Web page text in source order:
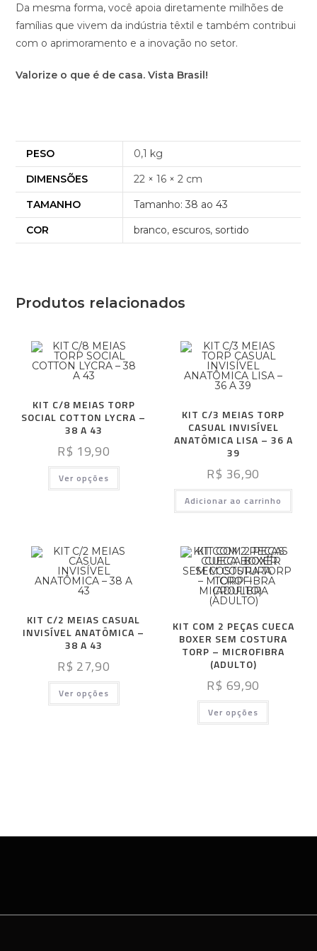
Da mesma forma, você apoia diretamente milhões de
famílias que vivem da indústria têxtil e também contribui
com o aprimoramento e a inovação no setor.
Valorize o que é de casa. Vista Brasil!
PESO
0,1 kg
DIMENSÕES
22 × 16 × 2 cm
TAMANHO
Tamanho: 38 ao 43
COR
branco, escuros, sortido
Produtos relacionados
KIT C/8 MEIAS TORP
SOCIAL COTTON LYCRA –
38 A 43
R$ 19,90
Ver opções
KIT C/3 MEIAS TORP
CASUAL INVISÍVEL
ANATÔMICA LISA – 36 A
39
R$ 36,90
Adicionar ao carrinho
KIT C/2 MEIAS CASUAL
INVISÍVEL ANATÔMICA –
38 A 43
R$ 27,90
Ver opções
KIT COM 2 PEÇAS CUECA
BOXER SEM COSTURA
TORP – MICROFIBRA
(ADULTO)
R$ 69,90
Ver opções